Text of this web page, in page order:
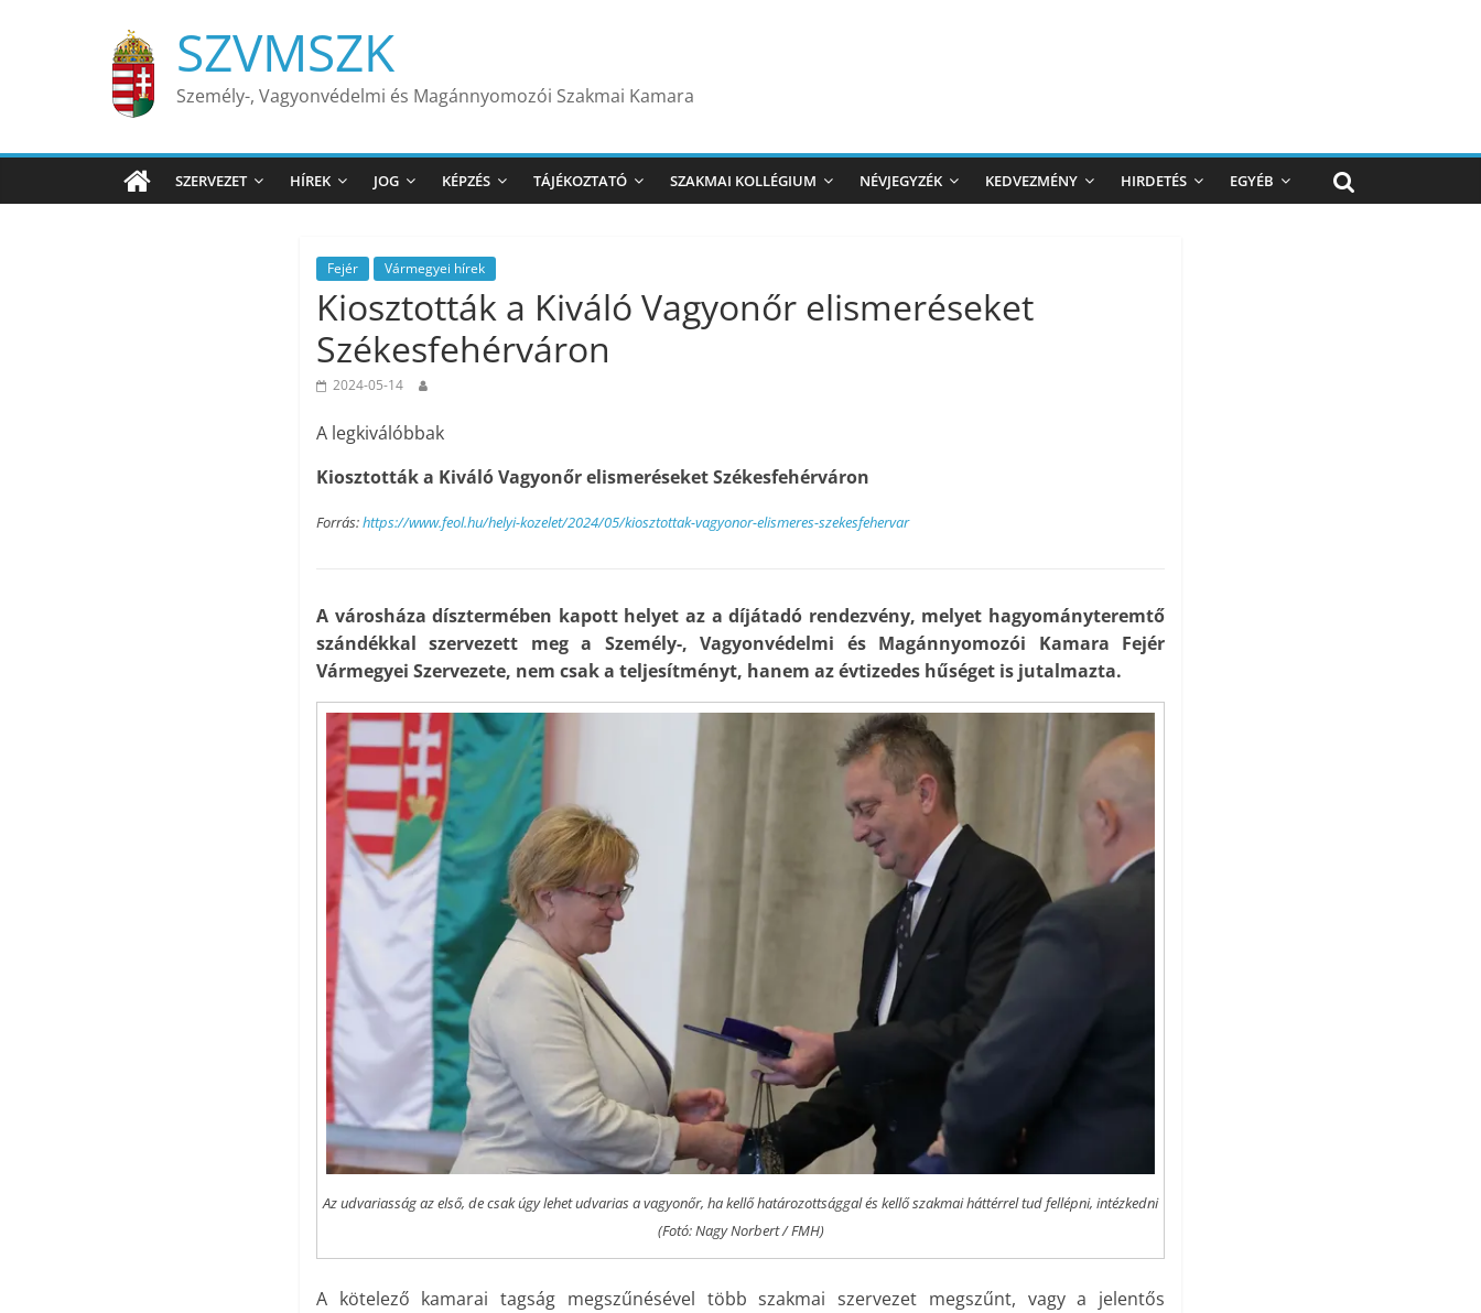
SZVMSZK
Személy-, Vagyonvédelmi és Magánnyomozói Szakmai Kamara
SZERVEZET HÍREK JOG KÉPZÉS TÁJÉKOZTATÓ SZAKMAI KOLLÉGIUM NÉVJEGYZÉK KEDVEZMÉNY HIRDETÉS EGYÉB
Fejér Vármegyei hírek
Kiosztották a Kiváló Vagyonőr elismeréseket
Székesfehérváron
2024-05-14
A legkiválóbbak
Kiosztották a Kiváló Vagyonőr elismeréseket Székesfehérváron
Forrás:https://www.feol.hu/helyi-kozelet/2024/05/kiosztottak-vagyonor-elismeres-szekesfehervar
A városháza dísztermében kapott helyet az a díjátadó rendezvény, melyet hagyományteremtő
szándékkal szervezett meg a Személy-, Vagyonvédelmi és Magánnyomozói Kamara Fejér
Vármegyei Szervezete, nem csak a teljesítményt, hanem az évtizedes hűséget is jutalmazta.
Az udvariasság az első, de csak úgy lehet udvarias a vagyonőr, ha kellő határozottsággal és kellő szakmai háttérrel tud fellépni, intézkedni
(Fotó: Nagy Norbert / FMH)
A kötelező kamarai tagság megszűnésével több szakmai szervezet megszűnt, vagy a jelentős